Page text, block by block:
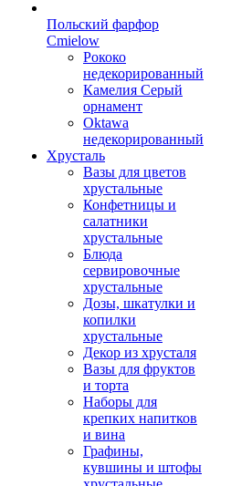
Польский фарфор
Сmielow
Рококо
недекорированный
Камелия Серый
орнамент
Oktawa
недекорированный
Хрусталь
Вазы для цветов
хрустальные
Конфетницы и
салатники
хрустальные
Блюда
сервировочные
хрустальные
Дозы, шкатулки и
копилки
хрустальные
Декор из хрусталя
Вазы для фруктов
и торта
Наборы для
крепких напитков
и вина
Графины,
кувшины и штофы